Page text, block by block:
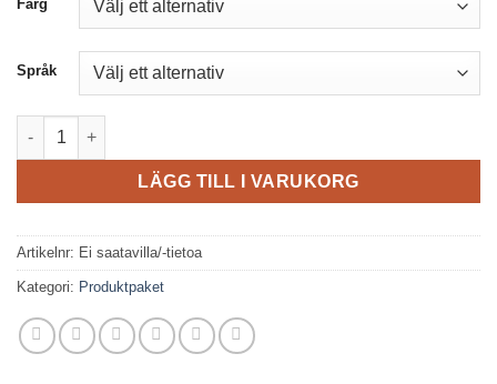
Färg
Språk
Knit Fast vantar produktpaket mängd
LÄGG TILL I VARUKORG
Artikelnr: Ei saatavilla/-tietoa
Kategori: Produktpaket